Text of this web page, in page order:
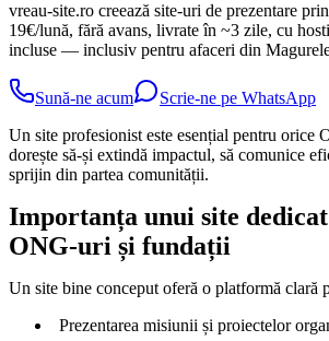
vreau-site.ro creează site-uri de prezentare
19€/lună, fără avans, livrate în ~3 zile, cu
incluse — inclusiv pentru afaceri din
Sună-ne acum
Scrie-ne pe WhatsApp
Un site profesionist este esențial pentru orice
dorește să-și extindă impactul, să comunice
sprijin din partea comunității.
Importanța unui site
ONG-uri și fundații
Un site bine conceput oferă o platformă clară
Prezentarea misiunii și proiectelor